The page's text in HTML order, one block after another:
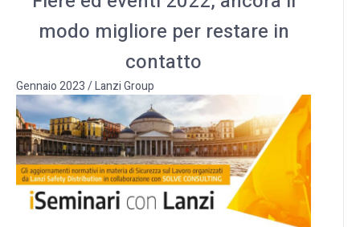
modo migliore per restare in
contatto
Gennaio 2023/Lanzi Group